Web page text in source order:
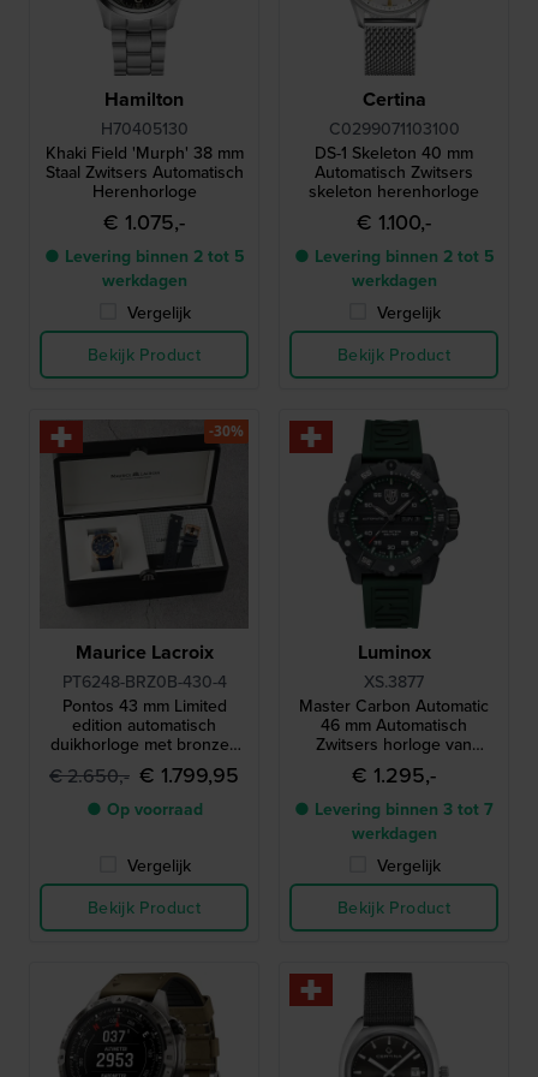
Hamilton
H70405130
Khaki Field 'Murph' 38 mm
Staal Zwitsers Automatisch
Herenhorloge
€ 1.075,-
● Levering binnen 2 tot 5
werkdagen
Vergelijk
Bekijk Product
Certina
C0299071103100
DS-1 Skeleton 40 mm
Automatisch Zwitsers
skeleton herenhorloge
€ 1.100,-
● Levering binnen 2 tot 5
werkdagen
Vergelijk
Bekijk Product
Maurice Lacroix
PT6248-BRZ0B-430-4
Pontos 43 mm Limited
edition automatisch
duikhorloge met bronzen
kast
€ 2.650,- € 1.799,95
● Op voorraad
Vergelijk
Bekijk Product
-30%
Luminox
XS.3877
Master Carbon Automatic
46 mm Automatisch
Zwitsers horloge van
carbon met dag-datum
€ 1.295,-
● Levering binnen 3 tot 7
werkdagen
Vergelijk
Bekijk Product